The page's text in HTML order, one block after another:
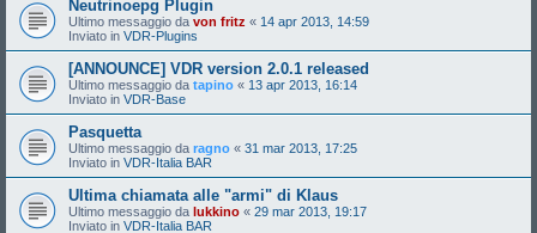
Neutrinoepg Plugin
Ultimo messaggio da von fritz « 14 apr 2013, 14:59
Inviato in VDR-Plugins
[ANNOUNCE] VDR version 2.0.1 released
Ultimo messaggio da tapino « 13 apr 2013, 16:14
Inviato in VDR-Base
Pasquetta
Ultimo messaggio da ragno « 31 mar 2013, 17:25
Inviato in VDR-Italia BAR
Ultima chiamata alle "armi" di Klaus
Ultimo messaggio da lukkino « 29 mar 2013, 19:17
Inviato in VDR-Italia BAR